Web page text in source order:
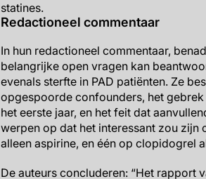
statines.
Redactioneel commentaar
In hun redactioneel commentaar,
belangrijke open vragen kan
evenals sterfte in PAD patiënten. Ze
opgespoorde confounders, het
het eerste jaar, en het feit dat
werpen op dat het interessant zou
alleen aspirine, en één op clopidogrel
De auteurs concluderen: “Het rapport